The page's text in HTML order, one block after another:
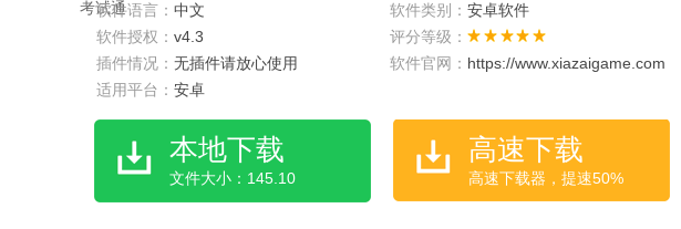
软件语言： 中文 软件类别： 安卓软件
软件授权： v4.3
评分等级：
插件情况： 无插件请放心使用 软件官网： https://www.xiazaigame.com
适用平台： 安卓
本地下载
文件大小：145.10
高速下载
高速下载器，提速50%